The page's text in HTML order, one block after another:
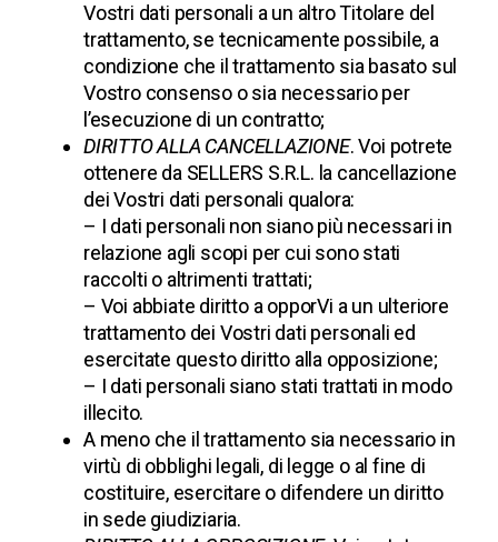
Vostri dati personali a un altro Titolare del
trattamento, se tecnicamente possibile, a
condizione che il trattamento sia basato sul
Vostro consenso o sia necessario per
l’esecuzione di un contratto;
DIRITTO ALLA CANCELLAZIONE. Voi potrete
ottenere da SELLERS S.R.L. la cancellazione
dei Vostri dati personali qualora:
– I dati personali non siano più necessari in
relazione agli scopi per cui sono stati
raccolti o altrimenti trattati;
– Voi abbiate diritto a opporVi a un ulteriore
trattamento dei Vostri dati personali ed
esercitate questo diritto alla opposizione;
– I dati personali siano stati trattati in modo
illecito.
A meno che il trattamento sia necessario in
virtù di obblighi legali, di legge o al fine di
costituire, esercitare o difendere un diritto
in sede giudiziaria.